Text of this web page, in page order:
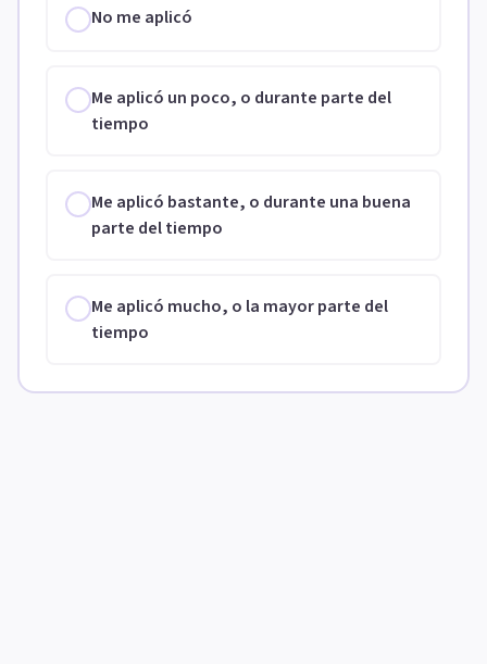
No me aplicó
Me aplicó un poco, o durante parte del
tiempo
Me aplicó bastante, o durante una buena
parte del tiempo
Me aplicó mucho, o la mayor parte del
tiempo